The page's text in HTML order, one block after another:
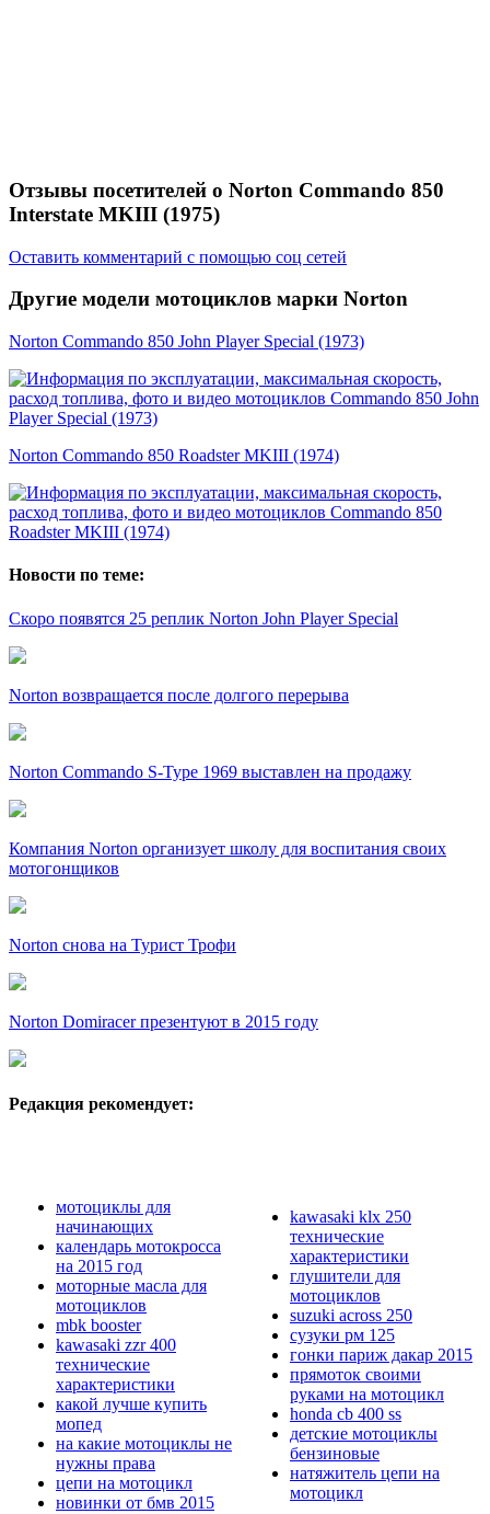
Отзывы посетителей о Norton Commando 850
Interstate MKIII (1975)
Оставить комментарий с помощью соц сетей
Другие модели мотоциклов марки Norton
Norton Commando 850 John Player Special (1973)
Norton Commando 850 Roadster MKIII (1974)
Новости по теме:
Скоро появятся 25 реплик Norton John Player Special
Norton возвращается после долгого перерыва
Norton Commando S-Type 1969 выставлен на продажу
Компания Norton организует школу для воспитания своих
мотогонщиков
Norton снова на Турист Трофи
Norton Domiracer презентуют в 2015 году
Редакция рекомендует:
мотоциклы для
начинающих
календарь мотокросса
на 2015 год
моторные масла для
мотоциклов
mbk booster
kawasaki zzr 400
технические
характеристики
какой лучше купить
мопед
на какие мотоциклы не
нужны права
цепи на мотоцикл
новинки от бмв 2015
kawasaki klx 250
технические
характеристики
глушители для
мотоциклов
suzuki across 250
сузуки рм 125
гонки париж дакар 2015
прямоток своими
руками на мотоцикл
honda cb 400 ss
детские мотоциклы
бензиновые
натяжитель цепи на
мотоцикл